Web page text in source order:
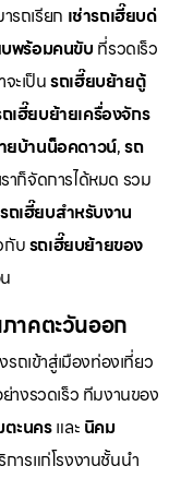
รถเรียก เช่ารถเฮี๊ยบด่
พร้อมคนขับที่รวดเร็ว
จะเป็นรถเฮี๊ยบย้ายตู้
เฮี๊ยบย้ายเครื่องจักร
ยบ้านน็อคดาวน์,รถ
เราก็จัดการได้หมด รวม
รถเฮี๊ยบสำหรับงาน
กับรถเฮี๊ยบย้ายของ
าคตะวันออก
ถเข้าสู่เมืองท่องเที่ยว
างรวดเร็ว ทีมงานของ
ะนครและ นิคม
การแก่โรงงานชั้นนำ